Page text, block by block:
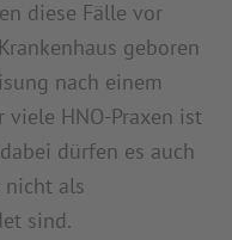
diese Fälle vor
geboren
nach einem
HNO-Praxen ist
dürfen es auch
nicht als
sind.